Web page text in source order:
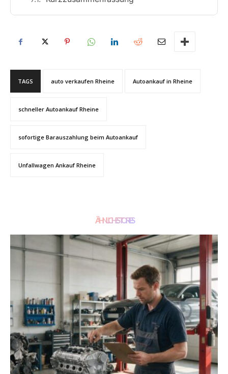
TAGS auto verkaufen Rheine Autoankauf in Rheine
schneller Autoankauf Rheine
sofortige Barauszahlung beim Autoankauf
Unfallwagen Ankauf Rheine
ÄHNLICHE STORIES